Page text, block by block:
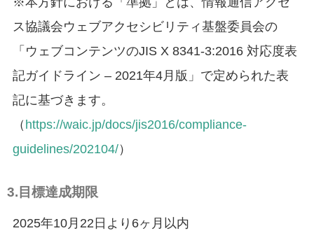
ス協議会ウェブアクセシビリティ基盤委員会の
「ウェブコンテンツのJIS X 8341-3:2016 対応度表
記ガイドライン – 2021年4月版」で定められた表
記に基づきます。
（ https://waic.jp/docs/jis2016/compliance-
guidelines/202104/）
3.目標達成期限
2025年10月22日より6ヶ月以内